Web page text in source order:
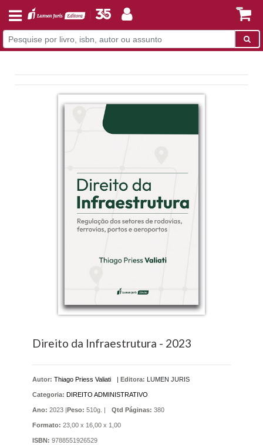
Direito da Infraestrutura - 2023
Autor: Thiago Priess Valiati Editora: LUMEN JURIS
Categoria: DIREITO ADMINISTRATIVO
Ano: 2023 | Peso: 510g. | Qtd Páginas: 380
Formato: 23,00 x 16,00 x 1,00
ISBN: 9788551926529